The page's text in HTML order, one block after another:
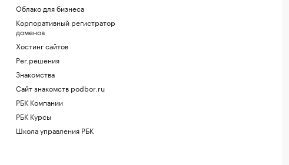
Облако для бизнеса
Корпоративный регистратор
доменов
Хостинг сайтов
Рег.решения
Знакомства
Сайт знакомств podbor.ru
РБК Компании
РБК Курсы
Школа управления РБК